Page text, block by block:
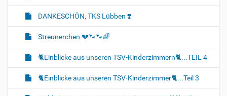
DANKESCHÖN, TKS Lübben ❣️
Streunerchen 💔🐾🐾🌈
🐈‍Einblicke aus unseren TSV-Kinderzimmern🐈‍...TEIL 4
🐈‍Einblicke aus unseren TSV-Kinderzimmer🐈‍...Teil 3